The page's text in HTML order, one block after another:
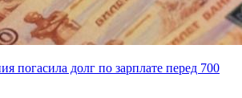
погасила долг по зарплате перед 700